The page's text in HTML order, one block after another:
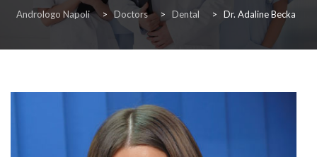
Andrologo Napoli > Doctors > Dental > Dr. Adaline Becka